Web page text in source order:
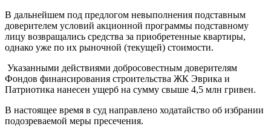
В дальнейшем под предлогом невыполнения подставным
доверителем условий акционной программы подставному
лицу возвращались средства за приобретенные квартиры,
однако уже по их рыночной (текущей) стоимости.
Указанными действиями добросовестным доверителям
Фондов финансирования строительства ЖК Эврика и
Патриотика нанесен ущерб на сумму свыше 4,5 млн гривен.
В настоящее время в суд направлено ходатайство об избрании
подозреваемой меры пресечения.